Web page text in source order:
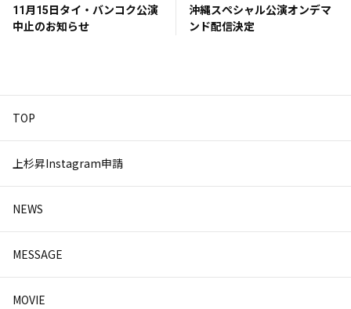
11月15日タイ・バンコク公演
中止のお知らせ
沖縄スペシャル公演オンデマ
ンド配信決定
TOP
上杉昇Instagram申請
NEWS
MESSAGE
MOVIE